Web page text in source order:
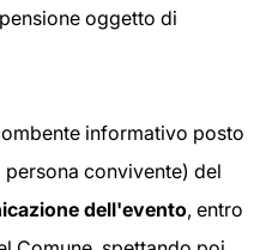
oggetto di
informativo posto
convivente) del
dell'evento, entro